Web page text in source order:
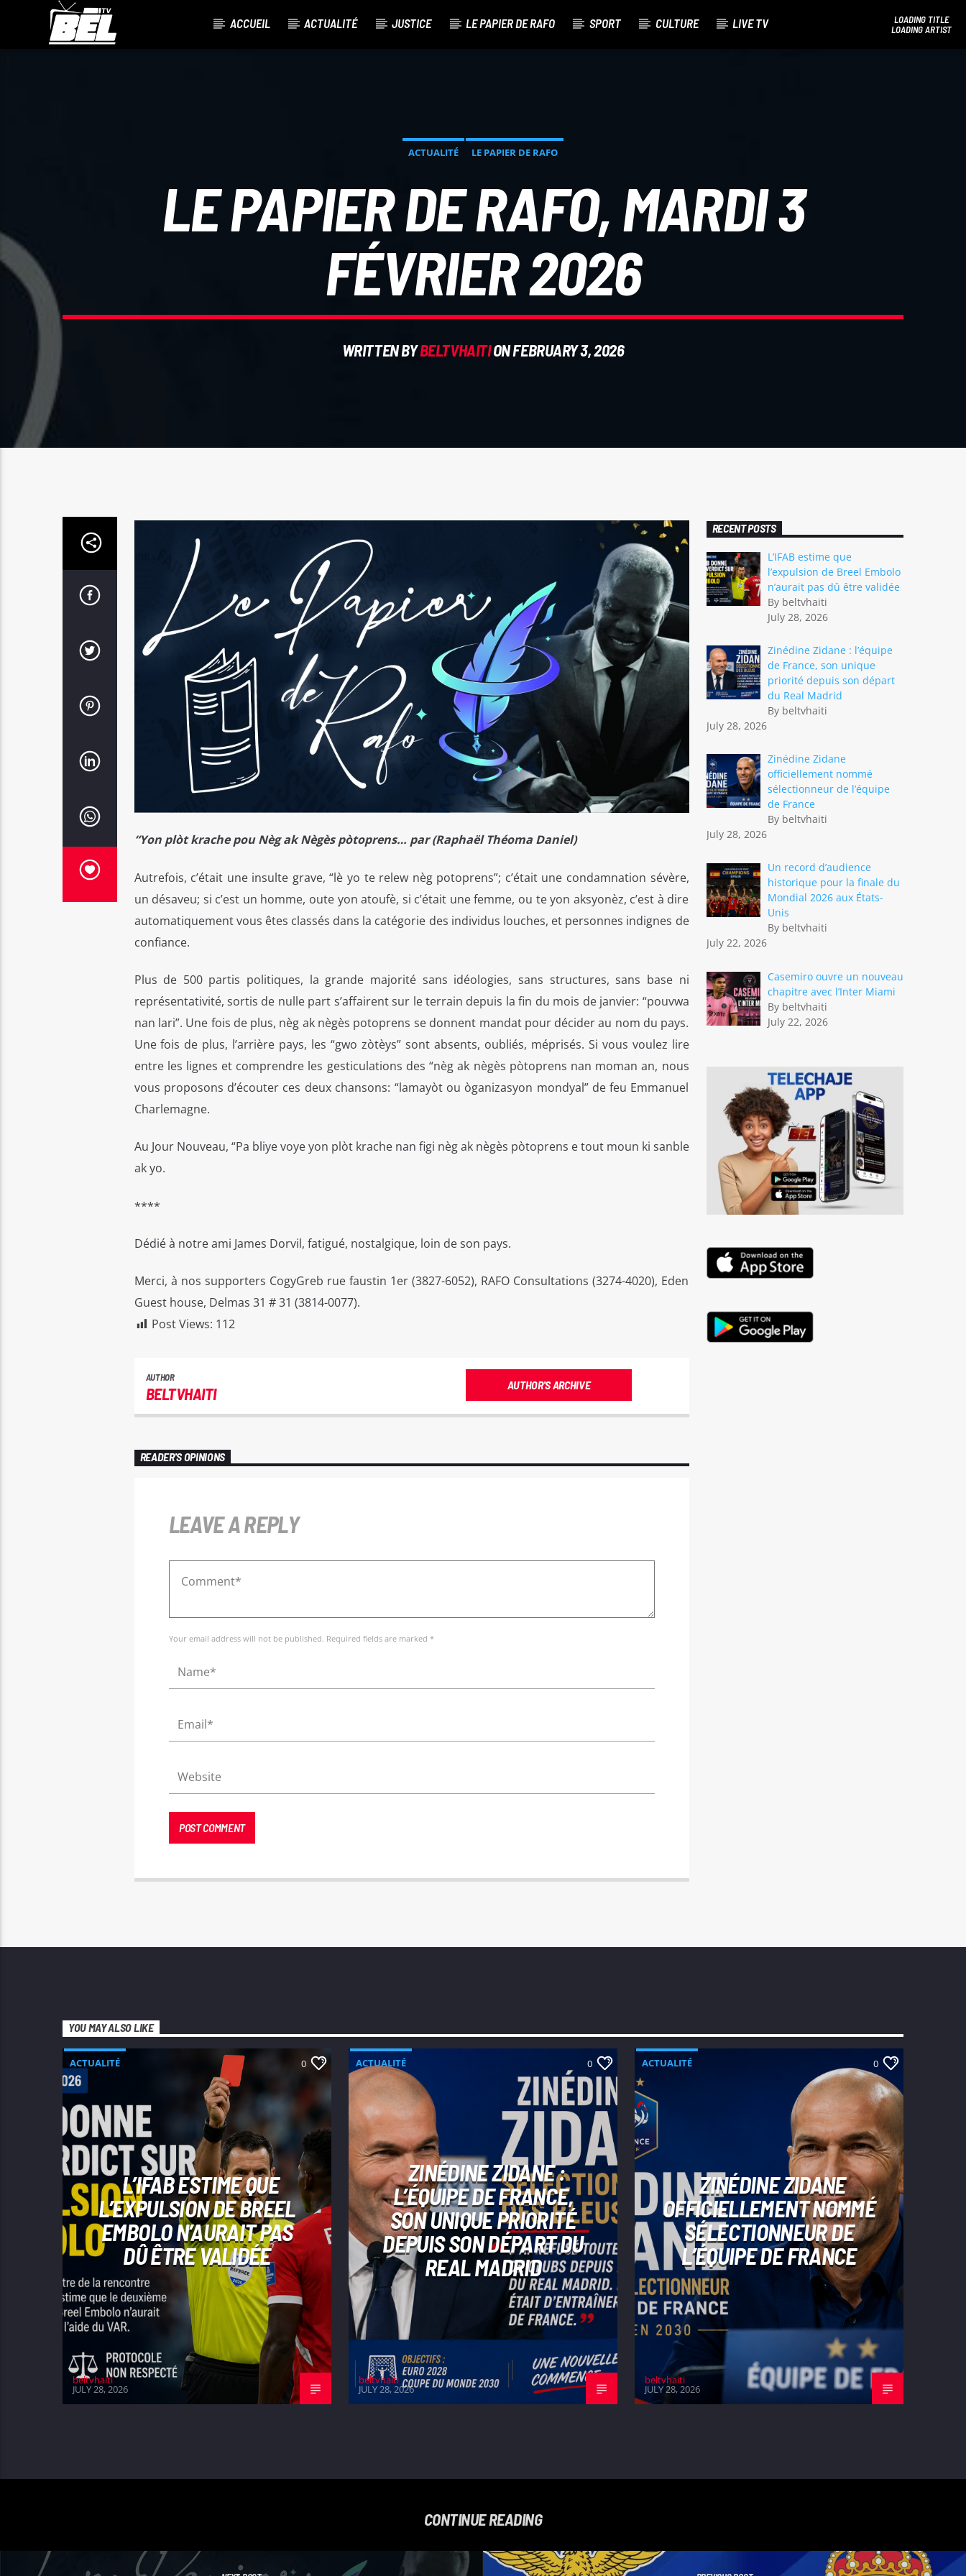
ACCUEIL ACTUALITÉ JUSTICE LE PAPIER DE RAFO SPORT CULTURE LIVE TV
LOADING TITLE
LOADING ARTIST
ACTUALITÉ LE PAPIER DE RAFO
LE PAPIER DE RAFO, MARDI 3
FÉVRIER 2026
WRITTEN BYBELTVHAITION FEBRUARY 3, 2026
“Yon plòt krache pou Nèg ak Nègès pòtoprens… par (Raphaël Théoma Daniel)
Autrefois, c’était une insulte grave, “lè yo te relew nèg potoprens”; c’était une condamnation sévère,
un désaveu; si c’est un homme, oute yon atoufè, si c’était une femme, ou te yon aksyonèz, c’est à dire
automatiquement vous êtes classés dans la catégorie des individus louches, et personnes indignes de
confiance.
Plus de 500 partis politiques, la grande majorité sans idéologies, sans structures, sans base ni
représentativité, sortis de nulle part s’affairent sur le terrain depuis la fin du mois de janvier: “pouvwa
nan lari”. Une fois de plus, nèg ak nègès potoprens se donnent mandat pour décider au nom du pays.
Une fois de plus, l’arrière pays, les “gwo zòtèys” sont absents, oubliés, méprisés. Si vous voulez lire
entre les lignes et comprendre les gesticulations des “nèg ak nègès pòtoprens nan moman an, nous
vous proposons d’écouter ces deux chansons: “lamayòt ou òganizasyon mondyal” de feu Emmanuel
Charlemagne.
Au Jour Nouveau, “Pa bliye voye yon plòt krache nan figi nèg ak nègès pòtoprens e tout moun ki sanble
ak yo.
****
Dédié à notre ami James Dorvil, fatigué, nostalgique, loin de son pays.
Merci, à nos supporters CogyGreb rue faustin 1er (3827-6052), RAFO Consultations (3274-4020), Eden
Guest house, Delmas 31 # 31 (3814-0077).
Post Views: 112
AUTHOR
BELTVHAITI AUTHOR'S ARCHIVE
READER'S OPINIONS
LEAVE A REPLY
Your email address will not be published. Required fields are marked *
RECENT POSTS
L’IFAB estime que
l’expulsion de Breel Embolo
n’aurait pas dû être validée
By beltvhaiti
July 28, 2026
Zinédine Zidane : l’équipe
de France, son unique
priorité depuis son départ
du Real Madrid
By beltvhaiti
July 28, 2026
Zinédine Zidane
officiellement nommé
sélectionneur de l’équipe
de France
By beltvhaiti
July 28, 2026
Un record d’audience
historique pour la finale du
Mondial 2026 aux États-
Unis
By beltvhaiti
July 22, 2026
Casemiro ouvre un nouveau
chapitre avec l’Inter Miami
By beltvhaiti
July 22, 2026
YOU MAY ALSO LIKE
ACTUALITÉ 0
L’IFAB ESTIME QUE
L’EXPULSION DE BREEL
EMBOLO N’AURAIT PAS
DÛ ÊTRE VALIDÉE
beltvhaiti
JULY 28, 2026
ACTUALITÉ 0
ZINÉDINE ZIDANE :
L’ÉQUIPE DE FRANCE,
SON UNIQUE PRIORITÉ
DEPUIS SON DÉPART DU
REAL MADRID
beltvhaiti
JULY 28, 2026
ACTUALITÉ 0
ZINÉDINE ZIDANE
OFFICIELLEMENT NOMMÉ
SÉLECTIONNEUR DE
L’ÉQUIPE DE FRANCE
beltvhaiti
JULY 28, 2026
CONTINUE READING